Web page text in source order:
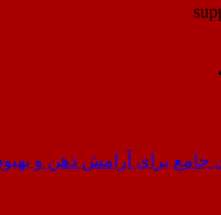
جامع برای آرامش ذهن و